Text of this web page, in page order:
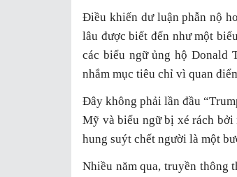
Điều khiến dư luận phẫn nộ
lâu được biết đến như một
các biểu ngữ ủng hộ Donald
nhắm mục tiêu chỉ vì quan
Đây không phải lần đầu
Mỹ và biểu ngữ bị xé rách bởi
hung suýt chết người là một
Nhiều năm qua, truyền thông